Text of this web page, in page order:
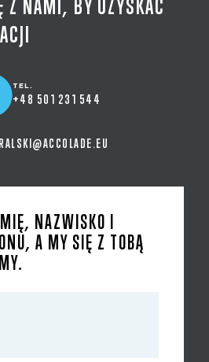
Z NAMI, BY UZYSKAĆ
TEL.
+48 501 231 544
NAZWISKO I
A MY SIĘ Z TOBĄ